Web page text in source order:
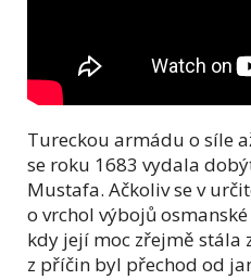
Tureckou armádu o síle
se roku 1683 vydala
Mustafa. Ačkoliv se v
o vrchol výbojů
kdy její moc zřejmě stála
z příčin byl přechod od